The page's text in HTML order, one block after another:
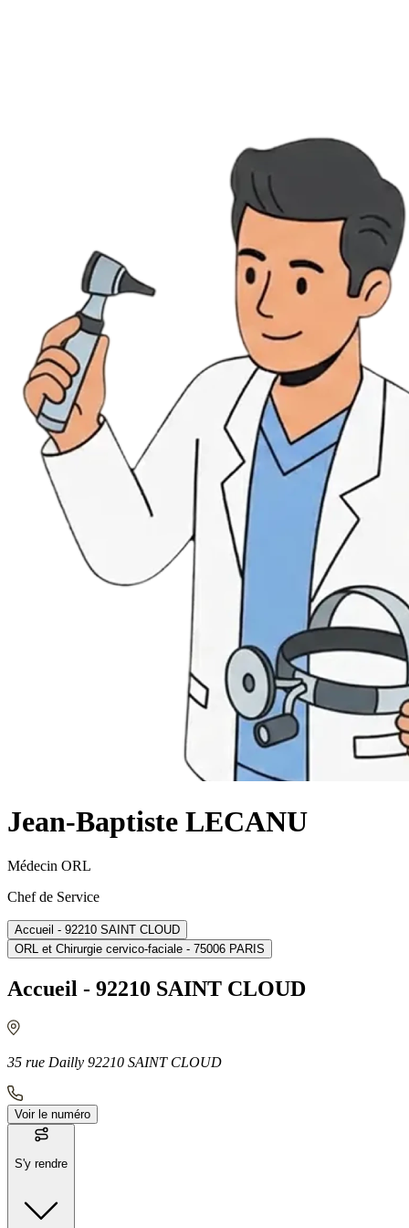
Jean-Baptiste LECANU
Médecin ORL
Chef de Service
Accueil - 92210 SAINT CLOUD
ORL et Chirurgie cervico-faciale - 75006 PARIS
Accueil - 92210 SAINT CLOUD
35 rue Dailly 92210 SAINT CLOUD
Voir le numéro
S'y rendre